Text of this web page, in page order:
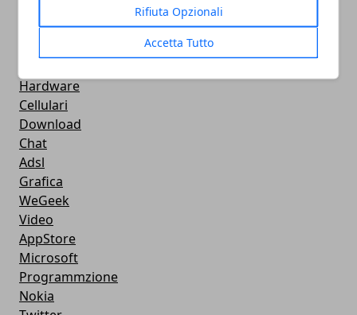
Rifiuta Opzionali
Accetta Tutto
FaceBook
Hardware
Cellulari
Download
Chat
Adsl
Grafica
WeGeek
Video
AppStore
Microsoft
Programmzione
Nokia